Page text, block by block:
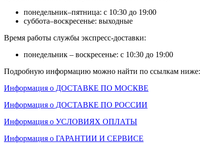
понедельник–пятница: с 10:30 до 19:00
суббота–воскресенье: выходные
Время работы службы экспресс-доставки:
понедельник – воскресенье: с 10:30 до 19:00
Подробную информацию можно найти по ссылкам ниже:
Информация о ДОСТАВКЕ ПО МОСКВЕ
Информация о ДОСТАВКЕ ПО РОССИИ
Информация о УСЛОВИЯХ ОПЛАТЫ
Информация о ГАРАНТИИ И СЕРВИСЕ